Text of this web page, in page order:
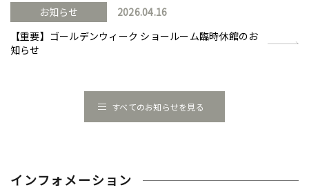
お知らせ
2026.04.16
【重要】ゴールデンウィーク ショールーム臨時休館のお
知らせ
すべてのお知らせを見る
インフォメーション